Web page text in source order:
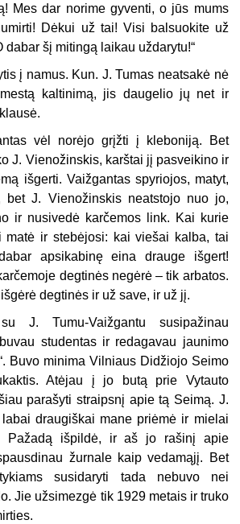
Mes dar norime gyventi, o jūs mums
Dėkui už tai! Visi balsuokite už
dabar šį mitingą laikau uždarytu!“
į namus. Kun. J. Tumas neatsakė nė
kaltinimą, jis daugelio jų net ir
vėl norėjo grįžti į kleboniją. Bet
J. Vienožinskis, karštai jį pasveikino ir
išgerti. Vaižgantas spyriojos, matyt,
bet J. Vienožinskis neatstojo nuo jo,
ir nusivedė karčemos link. Kai kurie
matė ir stebėjosi: kai viešai kalba, tai
apsikabinę eina drauge išgert!
degtinės negėrė – tik arbatos.
degtinės ir už save, ir už jį.
J. Tumu-Vaižgantu susipažinau
studentas ir redagavau jaunimo
Buvo minima Vilniaus Didžiojo Seimo
Atėjau į jo butą prie Vytauto
parašyti straipsnį apie tą Seimą. J.
labai draugiškai mane priėmė ir mielai
Pažadą išpildė, ir aš jo rašinį apie
žurnale kaip vedamąjį. Bet
susidaryti tada nebuvo nei
Jie užsimezgė tik 1929 metais ir truko